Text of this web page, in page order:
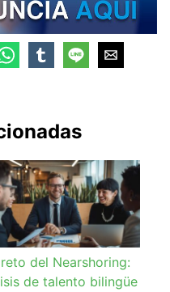
del Nearshoring:
de talento bilingüe